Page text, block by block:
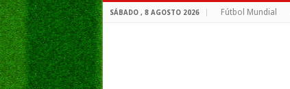
SÁBADO , 8 AGOSTO 2026 Fútbol Mundial